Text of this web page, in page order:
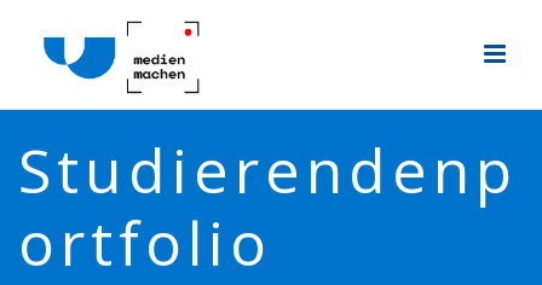
Studierendenp
ortfolio